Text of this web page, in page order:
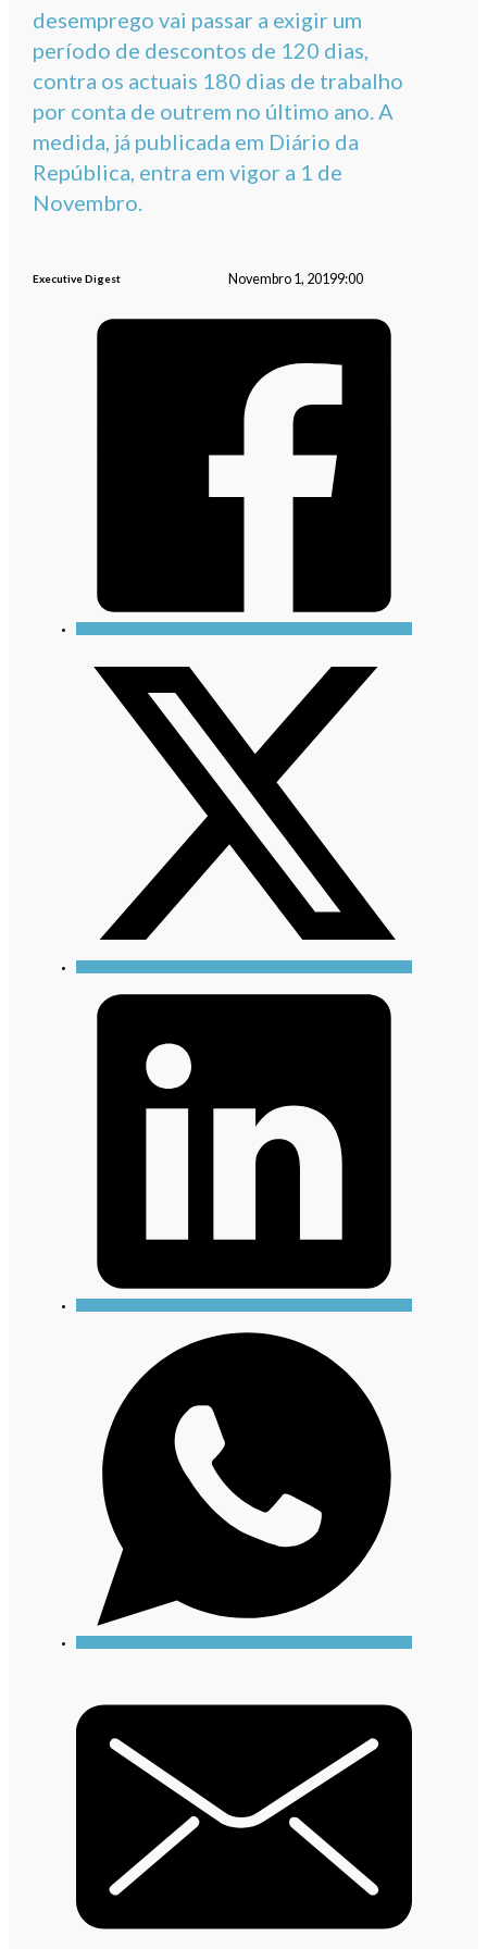
desemprego vai passar a exigir um
período de descontos de 120 dias,
contra os actuais 180 dias de trabalho
por conta de outrem no último ano. A
medida, já publicada em Diário da
República, entra em vigor a 1 de
Novembro.
Executive Digest Novembro 1, 20199:00